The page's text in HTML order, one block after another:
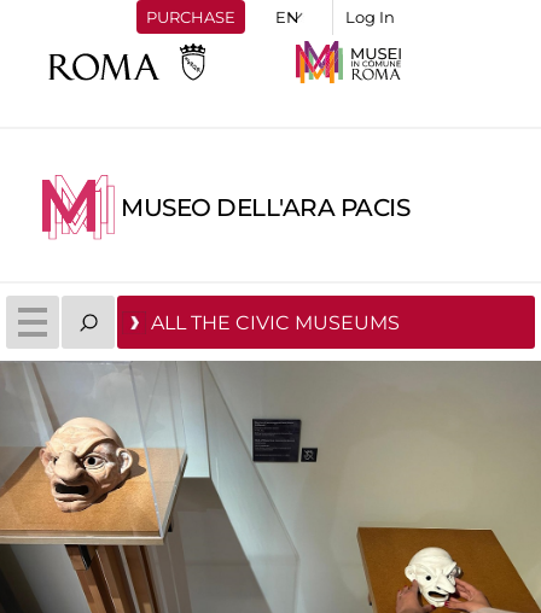
PURCHASE Log In
MUSEO DELL'ARA PACIS
ALL THE CIVIC MUSEUMS